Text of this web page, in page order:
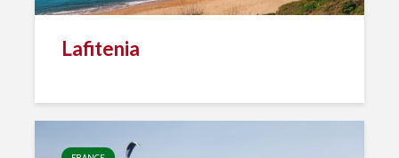
Lafitenia